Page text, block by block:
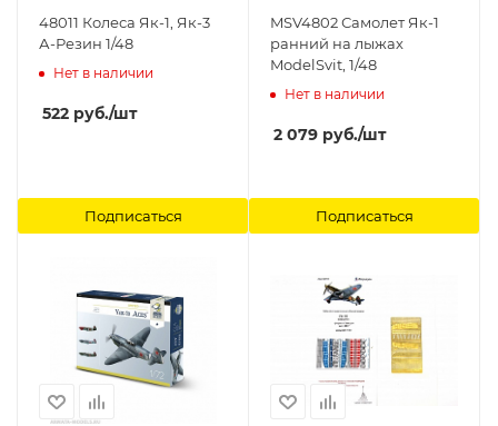
48011 Колеса Як-1, Як-3
А-Резин 1/48
Нет в наличии
522 руб./шт
Подписаться
MSV4802 Самолет Як-1
ранний на лыжах
ModelSvit, 1/48
Нет в наличии
2 079 руб./шт
Подписаться